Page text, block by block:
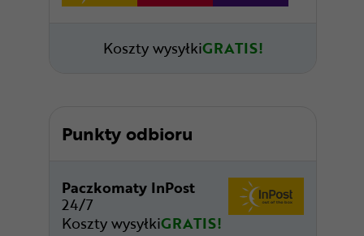
Koszty wysyłkiGRATIS!
Punkty odbioru
Paczkomaty InPost
24/7
Koszty wysyłkiGRATIS!